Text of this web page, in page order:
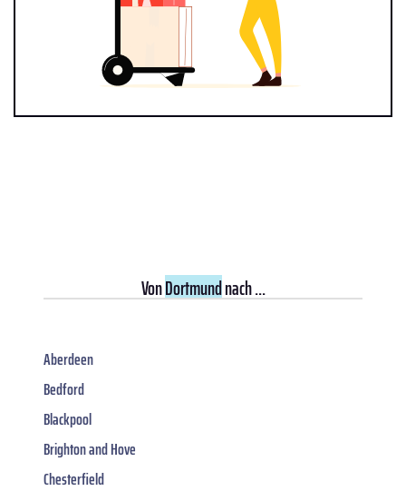
VonDortmundnach ...
Aberdeen
Bedford
Blackpool
Brighton and Hove
Chesterfield